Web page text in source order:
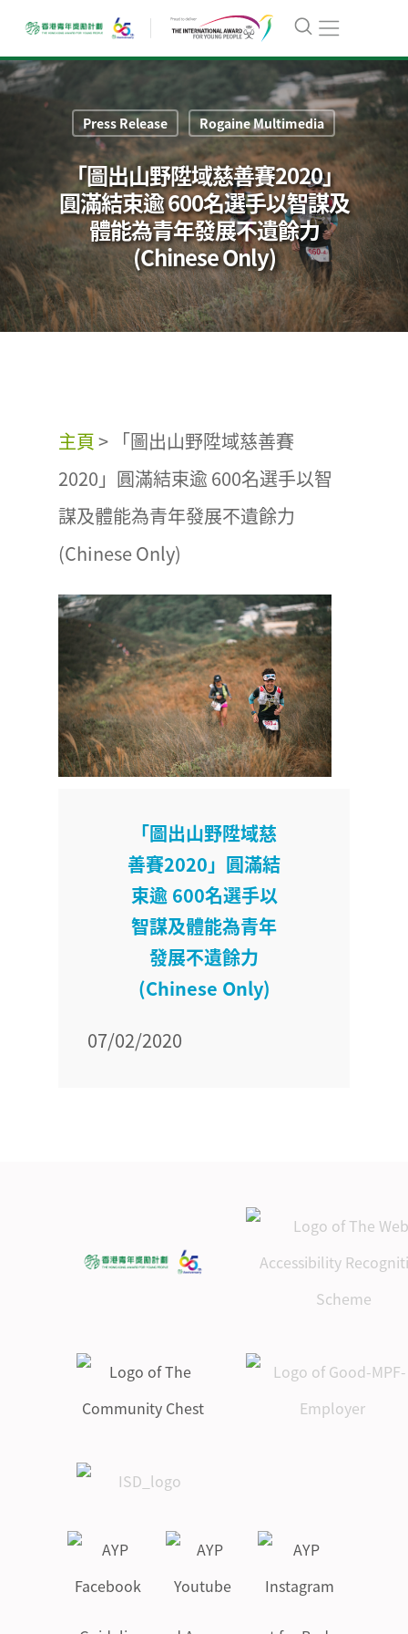
Press Release Rogaine Multimedia
「圖出山野陞域慈善賽2020」
圓滿結束逾 600名選手以智謀及
體能為青年發展不遺餘力
(Chinese Only)
主頁> 「圖出山野陞域慈善賽
2020」圓滿結束逾 600名選手以智
謀及體能為青年發展不遺餘力
(Chinese Only)
「圖出山野陞域慈
善賽2020」圓滿結
束逾 600名選手以
智謀及體能為青年
發展不遺餘力
(Chinese Only)
07/02/2020